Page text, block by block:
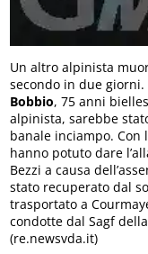
Un altro alpinista
secondo in due
Bobbio, 75 anni
alpinista, sarebbe
banale inciampo. Con
hanno potuto dare
Bezzi a causa
stato recuperato dal
trasportato a
condotte dal Sagf
(re.newsvda.it)